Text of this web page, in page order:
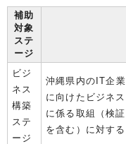
補助
対象
ステ
ージ
ビジ
ネス
構築
ステ
ージ
沖縄県内のIT企
に向けたビジネ
に係る取組（検
を含む）に対す